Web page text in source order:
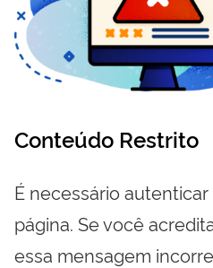
Conteúdo Restrito
É necessário
página. Se você
essa mensagem